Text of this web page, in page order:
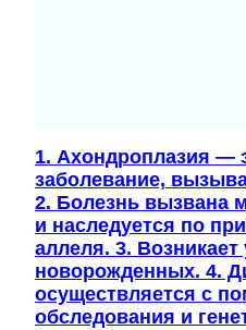
1. Ахондроплазия —
заболевание,
2. Болезнь вызвана
и наследуется по
аллеля. 3.
новорожденных. 4.
осуществляется с
обследования и